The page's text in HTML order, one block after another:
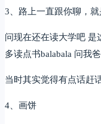
3、路上一直跟你聊，就
问现在还在读大学吧
多读点书balabala 问我
当时其实觉得有点话赶
4、画饼